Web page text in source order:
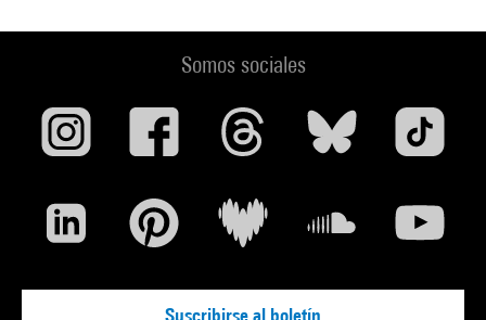
Somos sociales
Suscribirse al boletín